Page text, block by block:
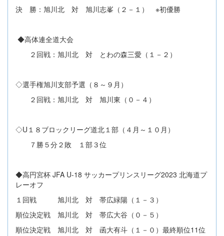
決 勝：旭川北 対 旭川志峯（２－１） ※初優勝
◆高体連全道大会
２回戦：旭川北 対 とわの森三愛（１－２）
◇選手権旭川支部予選（８～９月）
２回戦：旭川北 対 旭川東（０－４）
◇U１８ブロックリーグ道北１部（４月～１０月）
７勝５分２敗 １部３位
◆高円宮杯 JFA U-18 サッカープリンスリーグ2023 北海道プ
レーオフ
１回戦 旭川北 対 帯広緑陽（１－３）
順位決定戦 旭川北 対 帯広大谷（０－５）
順位決定戦 旭川北 対 函大有斗（１－０）最終順位11位